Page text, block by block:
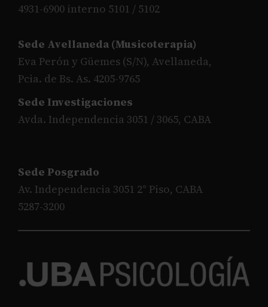
4931-6900 interno 5101 / 5102
Sede Avellaneda (Musicoterapia)
Eva Perón y Güemes (S/N), Avellaneda,
Pcia. de Bs. As. 4205-9765
Sede Investigaciones
Avda. Independencia 3051 / 3065, CABA
Sede Posgrado
Av. Independencia 3051 2° Piso, CABA
5287-3200